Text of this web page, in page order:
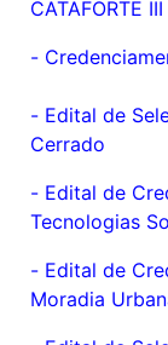
CATAFORTE III
-
- Edital de
Cerrado
- Edital de
Tecnologias
- Edital de
Moradia